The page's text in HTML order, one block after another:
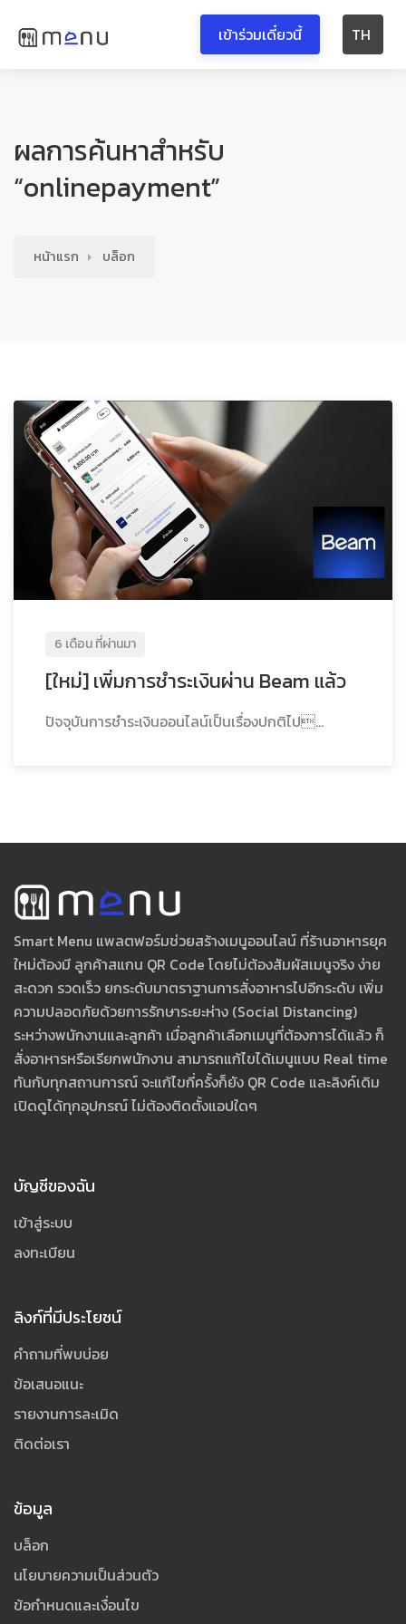
เข้าร่วมเดี๋ยวนี้ TH
ผลการค้นหาสำหรับ
“onlinepayment”
หน้าแรก บล็อก
6 เดือน ที่ผ่านมา
[ใหม่] เพิ่มการชำระเงินผ่าน Beam แล้ว
ปัจจุบันการชำระเงินออนไลน์เป็นเรื่องปกติไป...
Smart Menu แพลตฟอร์มช่วยสร้างเมนูออนไลน์ ที่ร้านอาหารยุค
ใหม่ต้องมี ลูกค้าสแกน QR Code โดยไม่ต้องสัมผัสเมนูจริง ง่าย
สะดวก รวดเร็ว ยกระดับมาตราฐานการสั่งอาหารไปอีกระดับ เพิ่ม
ความปลอดภัยด้วยการรักษาระยะห่าง (Social Distancing)
ระหว่างพนักงานและลูกค้า เมื่อลูกค้าเลือกเมนูที่ต้องการได้แล้ว ก็
สั่งอาหารหรือเรียกพนักงาน สามารถแก้ไขได้เมนูแบบ Real time
ทันกับทุกสถานการณ์ จะแก้ไขกี่ครั้งก็ยัง QR Code และลิงค์เดิม
เปิดดูได้ทุกอุปกรณ์ ไม่ต้องติดตั้งแอปใดๆ
บัญชีของฉัน
เข้าสู่ระบบ
ลงทะเบียน
ลิงก์ที่มีประโยชน์
คำถามที่พบบ่อย
ข้อเสนอแนะ
รายงานการละเมิด
ติดต่อเรา
ข้อมูล
บล็อก
นโยบายความเป็นส่วนตัว
ข้อกำหนดและเงื่อนไข